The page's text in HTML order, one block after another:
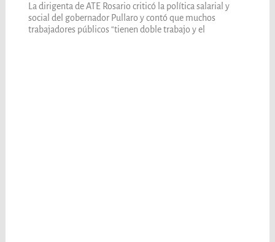
La dirigenta de ATE Rosario criticó la política salarial y
social del gobernador Pullaro y contó que muchos
trabajadores públicos “tienen doble trabajo y el